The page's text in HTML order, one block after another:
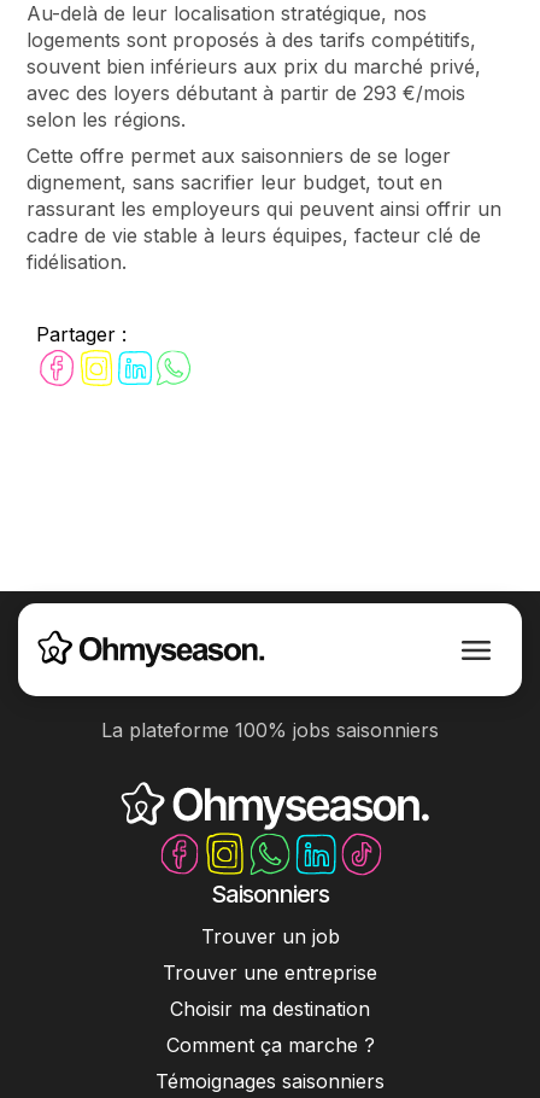
Partager :
Au-delà de leur localisation stratégique, nos
logements sont proposés à des tarifs compétitifs,
souvent bien inférieurs aux prix du marché privé,
avec des loyers débutant à partir de 293 €/mois
selon les régions.
Cette offre permet aux saisonniers de se loger
dignement, sans sacrifier leur budget, tout en
rassurant les employeurs qui peuvent ainsi offrir un
cadre de vie stable à leurs équipes, facteur clé de
fidélisation.
La plateforme 100% jobs saisonniers
Saisonniers
Trouver un job
Trouver une entreprise
Choisir ma destination
Comment ça marche ?
Témoignages saisonniers